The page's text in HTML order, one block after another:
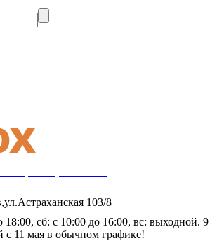
103/8
18:00, сб: с 10:00 до 16:00, вс: выходной. 9
с 11 мая в обычном графике!